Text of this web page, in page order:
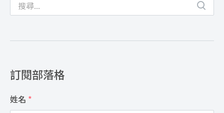
訂閱部落格
姓名 *